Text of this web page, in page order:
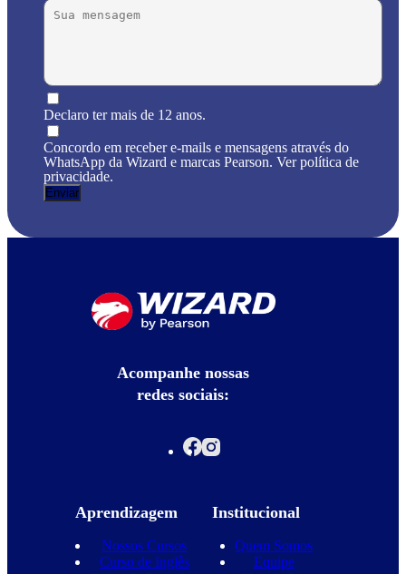
Declaro ter mais de 12 anos.
Concordo em receber e-mails e mensagens através do
WhatsApp da Wizard e marcas Pearson. Ver política de
privacidade.
Acompanhe nossas
redes sociais:
Aprendizagem
Nossos Cursos
Curso de Inglês
Institucional
Quem Somos
Equipe